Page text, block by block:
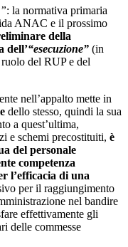
: la normativa primaria
ANAC e il prossimo
della
dell’“esecuzione” (in
del RUP e del
nell’appalto mette in
dello stesso, quindi la sua
a quest’ultima,
e schemi precostituiti, è
del personale
competenza
l’efficacia di una
per il raggiungimento
nel bandire
effettivamente gli
delle commesse